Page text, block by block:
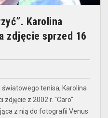
Karolina
zdjęcie sprzed 16
tenisa, Karolina
zdjęcie z 2002 r. "Caro"
z nią do fotografii Venus